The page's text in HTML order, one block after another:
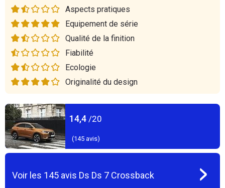
Aspects pratiques
Equipement de série
Qualité de la finition
Fiabilité
Ecologie
Originalité du design
14,4 /20
(145avis)
Voir les 145 avis Ds Ds 7 Crossback